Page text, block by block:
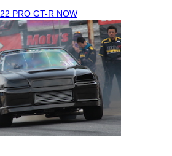
22 PRO GT-R NOW